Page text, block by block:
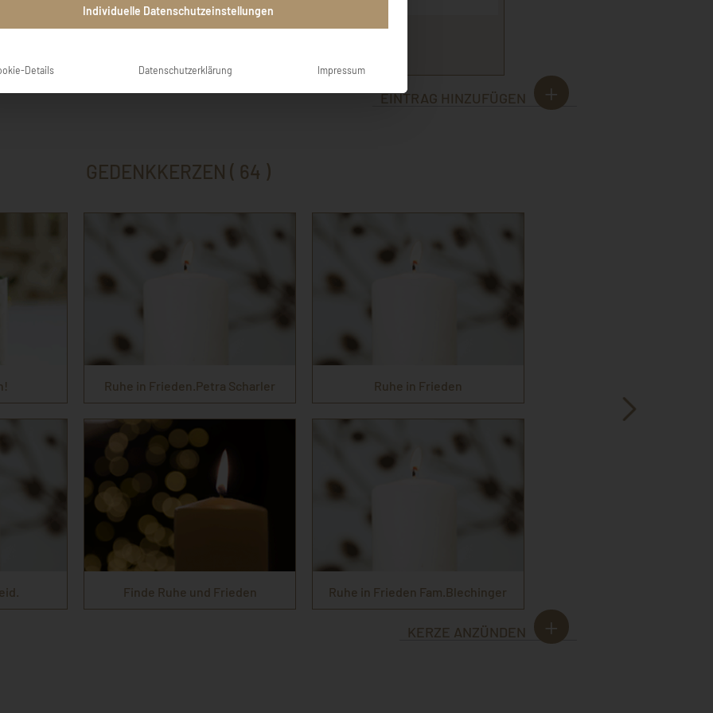
EINTRAG HINZUFÜGEN
GEDENKKERZEN ( 64 )
Ruhe in Frieden.Petra Scharler Ruhe in Frieden
Finde Ruhe und Frieden Ruhe in Frieden Fam.Blechinger
KERZE ANZÜNDEN
Individuelle Datenschutzeinstellungen
Details Datenschutzerklärung Impressum